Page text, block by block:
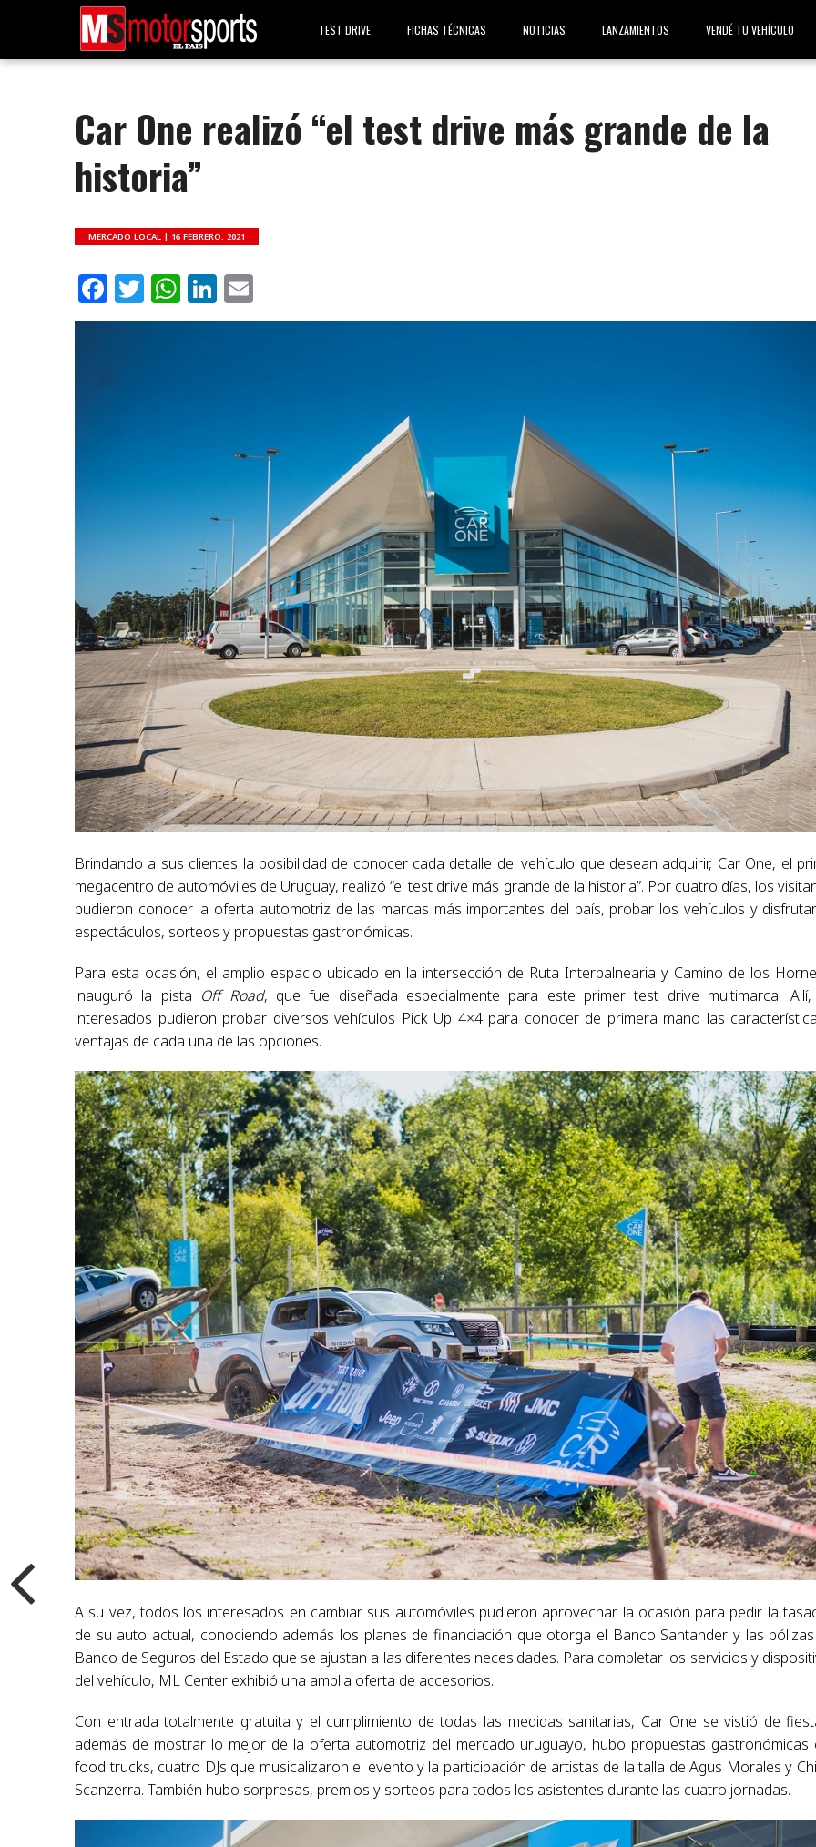
TEST DRIVE FICHAS TÉCNICAS NOTICIAS LANZAMIENTOS VENDÉ TU VEHÍCULO
Car One realizó “el test drive más grande de la
historia”
MERCADO LOCAL | 16 FEBRERO, 2021
Facebook
Twitter
WhatsApp
LinkedIn
Brindando a sus clientes la posibilidad de conocer cada detalle del vehículo que desean adquirir, Car One, el
megacentro de automóviles de Uruguay, realizó “el test drive más grande de la historia”. Por cuatro días, los
pudieron conocer la oferta automotriz de las marcas más importantes del país, probar los vehículos y
espectáculos, sorteos y propuestas gastronómicas.
Para esta ocasión, el amplio espacio ubicado en la intersección de Ruta Interbalnearia y Camino de los
inauguró la pista Off Road, que fue diseñada especialmente para este primer test drive multimarca.
interesados pudieron probar diversos vehículos Pick Up 4×4 para conocer de primera mano las
ventajas de cada una de las opciones.
A su vez, todos los interesados en cambiar sus automóviles pudieron aprovechar la ocasión para pedir la
de su auto actual, conociendo además los planes de financiación que otorga el Banco Santander y las
Banco de Seguros del Estado que se ajustan a las diferentes necesidades. Para completar los servicios y
del vehículo, ML Center exhibió una amplia oferta de accesorios.
Con entrada totalmente gratuita y el cumplimiento de todas las medidas sanitarias, Car One se vistió de
además de mostrar lo mejor de la oferta automotriz del mercado uruguayo, hubo propuestas gastronómicas
food trucks, cuatro DJs que musicalizaron el evento y la participación de artistas de la talla de Agus Morales y
Scanzerra. También hubo sorpresas, premios y sorteos para todos los asistentes durante las cuatro jornadas.